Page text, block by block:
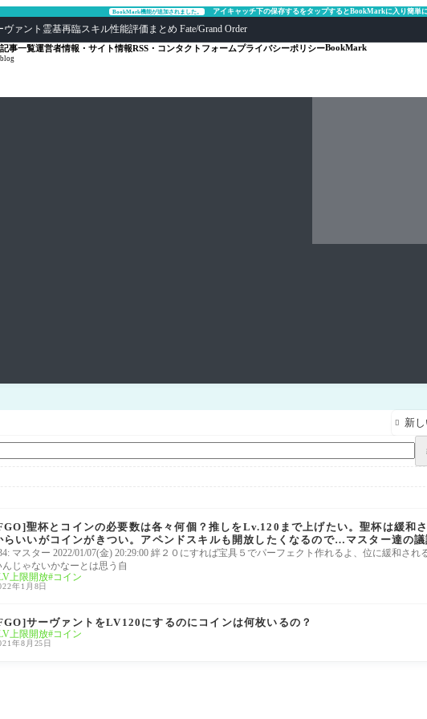
BookMark機能が追加されました。 アイキャッチ下の保存するをタップするとBookMarkに入り簡単
ァント霊基再臨スキル性能評価まとめ Fate/Grand Order
記事一覧
blog
運営者情報・サイト情報RSS・コンタクトフォームプライバシーポリシーBookMark

聖杯とコインの必要数は各々何個？推しをLv.120まで上げたい。聖杯は緩和
らいいがコインがきつい。アペンドスキルも開放したくなるので…マスター達の議
マスター 2022/01/07(金) 20:29:00 絆２０にすれば宝具５でパーフェクト作れるよ、位に緩和され
んじゃないかなーとは思う自
上限開放 コイン
年1月8日
サーヴァントをLV120にするのにコインは何枚いるの？
上限開放 コイン
年8月25日